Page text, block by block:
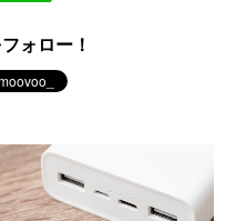
ォロー！